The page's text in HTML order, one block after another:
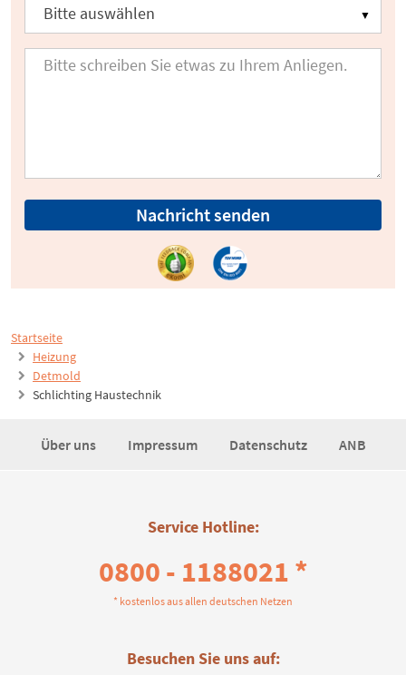
Startseite
Heizung
Detmold
Schlichting Haustechnik
Nachricht senden
Über uns Impressum Datenschutz ANB
Service Hotline:
0800 - 1188021 *
* kostenlos aus allen deutschen Netzen
Besuchen Sie uns auf: